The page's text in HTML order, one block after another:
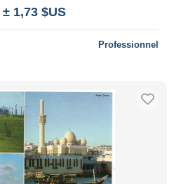
± 1,73 $US
Professionnel